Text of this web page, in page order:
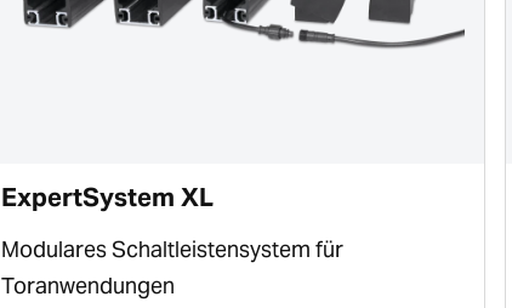
ExpertSystem XL
Modulares Schaltleistensystem für
Toranwendungen